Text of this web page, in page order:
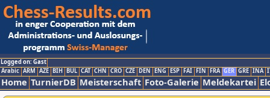
Logged on: Gast
Arabic ARM AZE BIH BUL CAT CHN CRO CZE DEN ENG ESP FAI FIN FRA GER GRE INA
Home TurnierDB Meisterschaft Foto-Galerie Meldekartei